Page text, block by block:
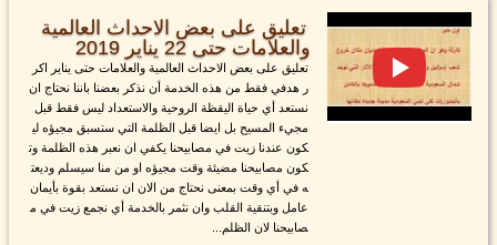
تعليق على بعض الاحداث العالمية
والعلامات حتى 22 يناير 2019
تعليق على بعض الاحداث العالمية والعلامات حتى يناير اكر
ر هدفي فقط من هذه الخدمة أن نذكر بعضنا باننا نحتاج ان
نستعد أي حياة اليقظة الروحية والاستعداد ليس فقط قبل
مجيء المسيح بل ايضا قبل الظلمة التي ستسبق مجيؤه لي
كون عندنا زيت في مصابيحنا يكفي ان نعبر هذه الظلمة وت
كون مصابيحنا مضيئة وقت مجيؤه او من منا سيسلم وديعت
ه في أي وقت بمعنى نحتاج من الان ان نستعد بقوة بأيمان
عامل وبتنقية القلب وان نثمر بالخدمة أي نجمع زيت في م
صابيحنا لان الظلم...